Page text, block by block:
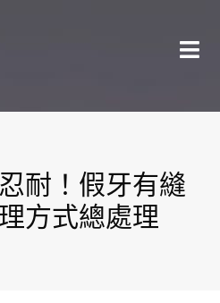
耐！假牙有縫
方式總處理